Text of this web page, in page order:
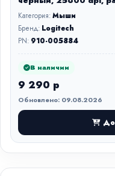
Категория:Мыши
Бренд: Logitech
PN: 910-005884
В наличии
9 290 р
Обновлено: 09.08.2026